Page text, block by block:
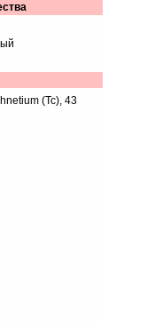
(Tc), 43